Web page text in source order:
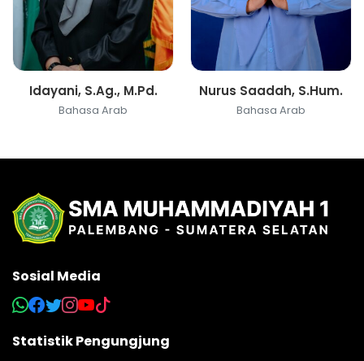
Idayani, S.Ag., M.Pd.
Bahasa Arab
Nurus Saadah, S.Hum.
Bahasa Arab
Sosial Media
Statistik Pengungjung